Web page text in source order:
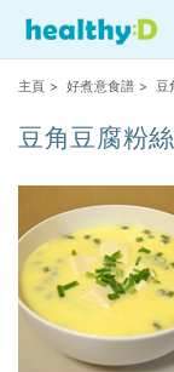
主頁 好煮意食譜 >
豆角豆腐粉